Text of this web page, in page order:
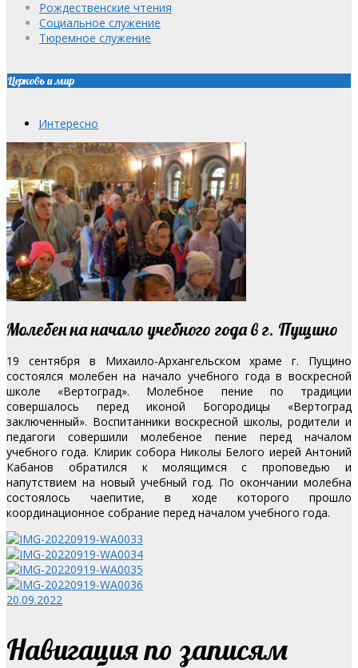
Рождественские чтения
Социальное служение
Тюремное служение
Церковь и мир
Интересно
Молебен на начало учебного года в г. Пущино
19 сентября в Михаило-Архангельском храме г. Пущино
состоялся молебен на начало учебного года в воскресной
школе «Вертоград». Молебное пение по традиции
совершалось перед иконой Богородицы «Вертоград
заключенный». Воспитанники воскресной школы, родители и
педагоги совершили молебеное пение перед началом
учебного года. Клирик собора Николы Белого иерей Антоний
Кабанов обратился к молящимся с проповедью и
напутствием на новый учебный год. По окончании молебна
состоялось чаепитие, в ходе которого прошло
координационное собрание перед началом учебного года.
20.09.2022
Навигация по записям